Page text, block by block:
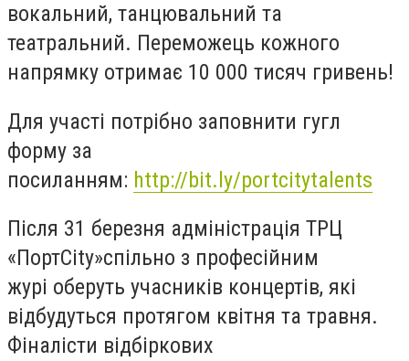
вокальний, танцювальний та
театральний. Переможець кожного
напрямку отримає 10 000 тисяч гривень!
Для участі потрібно заповнити гугл
форму за
посиланням: http://bit.ly/portcitytalents
Після 31 березня адміністрація ТРЦ
«ПортCity»спільно з професійним
журі оберуть учасників концертів, які
відбудуться протягом квітня та травня.
Фіналісти відбіркових